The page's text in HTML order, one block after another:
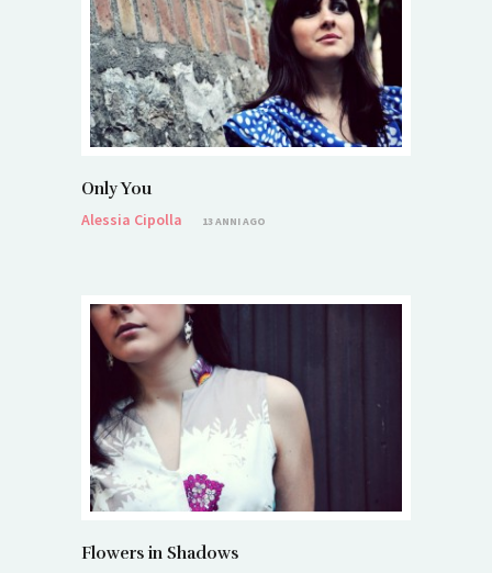
Only You
Alessia Cipolla
13 ANNI AGO
Flowers in Shadows